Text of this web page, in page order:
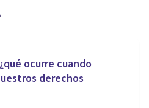
ocurre cuando
derechos